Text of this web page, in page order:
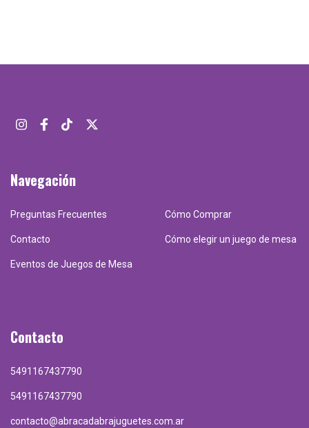
Navegación
Preguntas Frecuentes Cómo Comprar
Contacto Cómo elegir un juego de mesa
Eventos de Juegos de Mesa
Contacto
5491167437790
5491167437790
contacto@abracadabrajuguetes.com.ar